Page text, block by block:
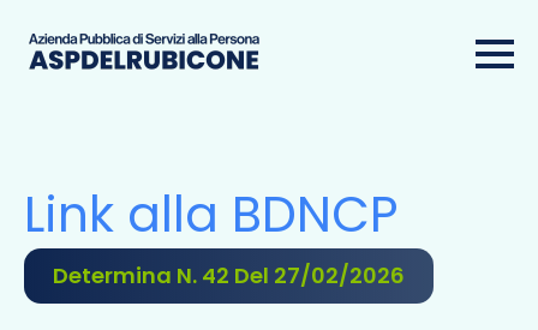
Link alla BDNCP
Determina N. 42 Del 27/02/2026